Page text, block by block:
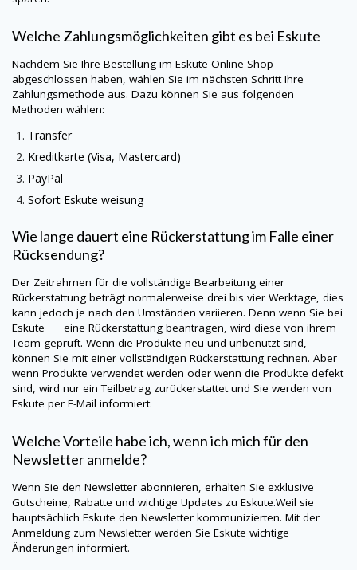
Welche Zahlungsmöglichkeiten gibt es bei Eskute
Nachdem Sie Ihre Bestellung im Eskute Online-Shop
abgeschlossen haben, wählen Sie im nächsten Schritt Ihre
Zahlungsmethode aus. Dazu können Sie aus folgenden
Methoden wählen:
Transfer
Kreditkarte (Visa, Mastercard)
PayPal
Sofort Eskute weisung
Wie lange dauert eine Rückerstattung im Falle einer
Rücksendung?
Der Zeitrahmen für die vollständige Bearbeitung einer
Rückerstattung beträgt normalerweise drei bis vier Werktage, dies
kann jedoch je nach den Umständen variieren. Denn wenn Sie bei
Eskute eine Rückerstattung beantragen, wird diese von ihrem
Team geprüft. Wenn die Produkte neu und unbenutzt sind,
können Sie mit einer vollständigen Rückerstattung rechnen. Aber
wenn Produkte verwendet werden oder wenn die Produkte defekt
sind, wird nur ein Teilbetrag zurückerstattet und Sie werden von
Eskute per E-Mail informiert.
Welche Vorteile habe ich, wenn ich mich für den
Newsletter anmelde?
Wenn Sie den Newsletter abonnieren, erhalten Sie exklusive
Gutscheine, Rabatte und wichtige Updates zu Eskute.Weil sie
hauptsächlich Eskute den Newsletter kommunizierten. Mit der
Anmeldung zum Newsletter werden Sie Eskute wichtige
Änderungen informiert.